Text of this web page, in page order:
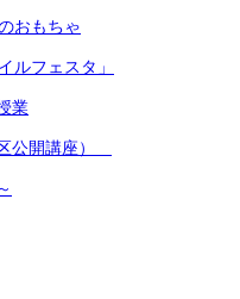
おもちゃ
フェスタ」
業
公開講座）